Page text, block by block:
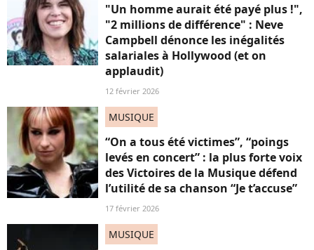
"Un homme aurait été payé plus !",
"2 millions de différence" : Neve
Campbell dénonce les inégalités
salariales à Hollywood (et on
applaudit)
12 février 2026
MUSIQUE
“On a tous été victimes”, “poings
levés en concert” : la plus forte voix
des Victoires de la Musique défend
l’utilité de sa chanson “Je t’accuse”
17 février 2026
MUSIQUE